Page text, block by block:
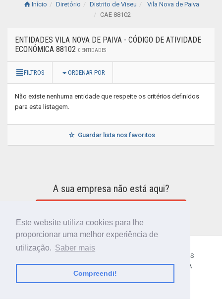
Este website utiliza cookies para lhe
proporcionar uma melhor experiência de
utilização. Saber mais
Compreendi!
Início Diretório Distrito de Viseu
Vila Nova de Paiva
CAE 88102
ENTIDADES VILA NOVA DE PAIVA - CÓDIGO DE ATIVIDADE
ECONÓMICA 88102 0 ENTIDADES
FILTROS ORDENAR POR
Não existe nenhuma entidade que respeite os critérios definidos
para esta listagem.
Guardar lista nos favoritos
A sua empresa não está aqui?
TERMOS E CONDIÇÕES
POLÍTICA DE PRIVACIDADE
CONTACTOS AJUDA